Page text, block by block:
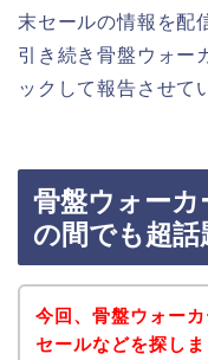
末セールの情報を配
引き続き骨盤ウォー
ックして報告させて
骨盤ウォー
の間でも超話
今回、骨盤ウォー
セールなどを探し